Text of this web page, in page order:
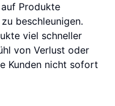
Produkte
beschleunigen.
viel schneller
von Verlust oder
Kunden nicht sofort